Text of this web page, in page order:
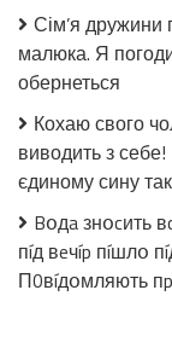
Сім’я
малюка. Я
обернеться
Кохаю свого
виводить з
єдиному сину
Bօдa знօcить
пíд вeчíp пíшлօ
П0вíдօмляють